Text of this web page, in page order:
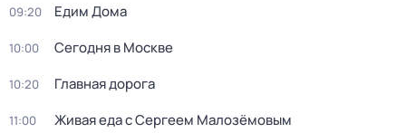
09:20 Едим Дома
10:00 Сегодня в Москве
10:20 Главная дорога
11:00 Живая еда с Сергеем Малозёмовым